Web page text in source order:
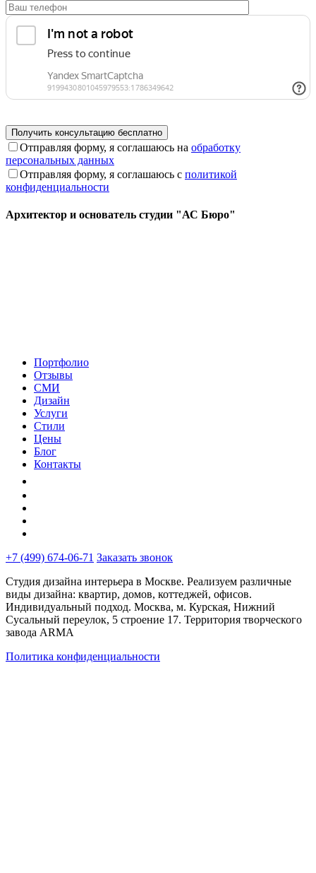
Отправляя форму, я соглашаюсь на обработку
персональных данных
Отправляя форму, я соглашаюсь с политикой
конфиденциальности
Архитектор и основатель студии "АС Бюро"
Портфолио
Отзывы
СМИ
Дизайн
Услуги
Стили
Цены
Блог
Контакты
+7 (499) 674-06-71 Заказать звонок
Студия дизайна интерьера в Москве. Реализуем различные
виды дизайна: квартир, домов, коттеджей, офисов.
Индивидуальный подход. Москва, м. Курская, Нижний
Сусальный переулок, 5 строение 17. Территория творческого
завода ARMA
Политика конфиденциальности